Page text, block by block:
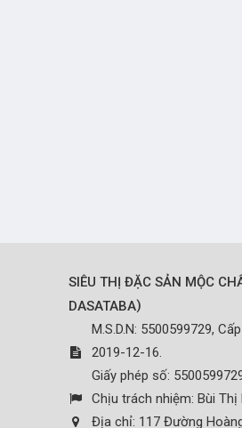
SIÊU THỊ ĐẶC SẢN MỘC
DASATABA)
M.S.D.N: 5500599729,
2019-12-16.
Giấy phép số:
Chịu trách nhiệm: Bùi Thị
Địa chỉ: 117 Đường